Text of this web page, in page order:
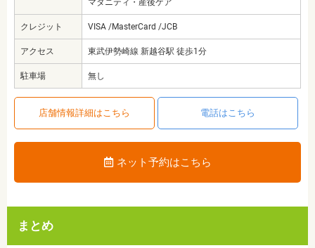
マタニティ・産後ケア
クレジット VISA /MasterCard /JCB
アクセス 東武伊勢崎線 新越谷駅 徒歩1分
駐車場 無し
店舗情報詳細はこちら 電話はこちら
ネット予約はこちら
まとめ